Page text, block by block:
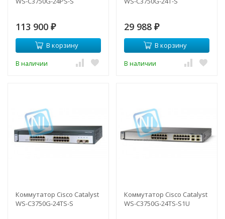
113 900 ₽
В корзину
В наличии
29 988 ₽
В корзину
В наличии
Коммутатор Cisco Catalyst
WS-C3750G-24TS-S
Коммутатор Cisco Catalyst
WS-C3750G-24TS-S1U